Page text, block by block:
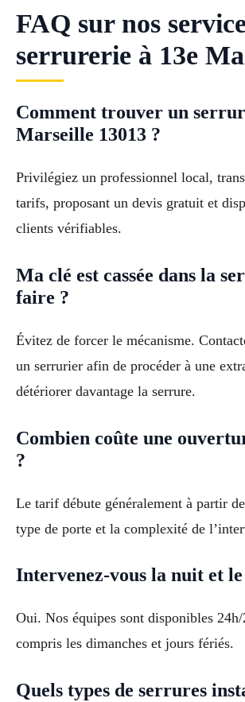
FAQ sur nos
serrurerie à 13e
Comment trouver un
Marseille 13013 ?
Privilégiez un professionnel local,
tarifs, proposant un devis gratuit et
clients vérifiables.
Ma clé est cassée dans la
faire ?
Évitez de forcer le mécanisme.
un serrurier afin de procéder à une
détériorer davantage la serrure.
Combien coûte une
?
Le tarif débute généralement à partir
type de porte et la complexité de
Intervenez-vous la nuit et le
Oui. Nos équipes sont disponibles
compris les dimanches et jours fériés.
Quels types de serrures